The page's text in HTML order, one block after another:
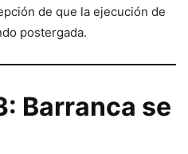
de que la ejecución de
postergada.
Barranca se